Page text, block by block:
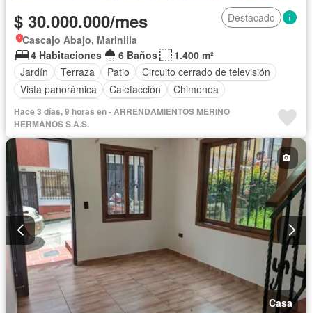
$ 30.000.000/mes
Destacado
Cascajo Abajo, Marinilla
4 Habitaciones
6 Baños
1.400 m²
Jardín
Terraza Patio
Circuito cerrado de televisión
Vista panorámica
Calefacción
Chimenea
Cocina amoblada
Barbecue
Hace 3 días, 9 horas en - ARRENDAMIENTOS MERINO
HERMANOS S.A.S.
Casa